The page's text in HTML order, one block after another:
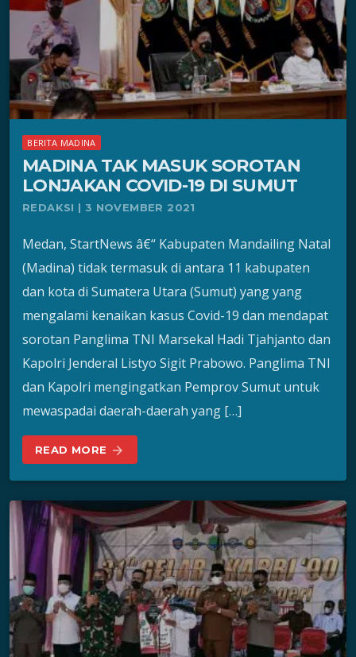
BERITA MADINA
MADINA TAK MASUK SOROTAN
LONJAKAN COVID-19 DI SUMUT
REDAKSI | 3 NOVEMBER 2021
Medan, StartNews â€“ Kabupaten Mandailing Natal
(Madina) tidak termasuk di antara 11 kabupaten
dan kota di Sumatera Utara (Sumut) yang yang
mengalami kenaikan kasus Covid-19 dan mendapat
sorotan Panglima TNI Marsekal Hadi Tjahjanto dan
Kapolri Jenderal Listyo Sigit Prabowo. Panglima TNI
dan Kapolri mengingatkan Pemprov Sumut untuk
mewaspadai daerah-daerah yang […]
READ MORE arrow_forward